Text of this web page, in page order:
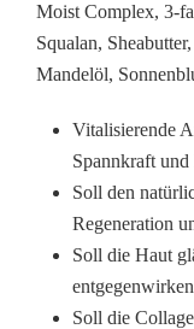
Moist Complex, 3-
Squalan,
Mandelöl,
Vitalisierende
Spannkraft und
Soll den
Regeneration
Soll die Haut
entgegenwirken
Soll die